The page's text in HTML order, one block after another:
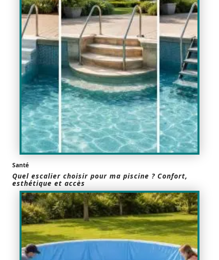
Santé
Quel escalier choisir pour ma piscine ? Confort,
esthétique et accès